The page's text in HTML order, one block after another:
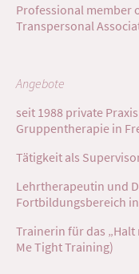
Professional member
Transpersonal
Angebote
seit 1988 private
Gruppentherapie in
Tätigkeit als
Lehrtherapeutin und
Fortbildungsbereich
Trainerin für das
Me Tight Training)